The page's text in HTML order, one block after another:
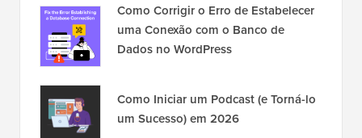
Como Corrigir o Erro de Estabelecer
uma Conexão com o Banco de
Dados no WordPress
Como Iniciar um Podcast (e Torná-lo
um Sucesso) em 2026